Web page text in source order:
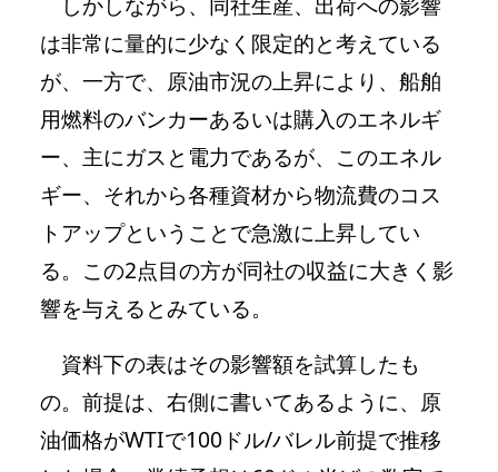
は非常に量的に少なく限定的と考えている
が、一方で、原油市況の上昇により、船舶
用燃料のバンカーあるいは購入のエネルギ
ー、主にガスと電力であるが、このエネル
ギー、それから各種資材から物流費のコス
トアップということで急激に上昇してい
る。この2点目の方が同社の収益に大きく影
響を与えるとみている。
資料下の表はその影響額を試算したも
の。前提は、右側に書いてあるように、原
油価格がWTIで100ドル/バレル前提で推移